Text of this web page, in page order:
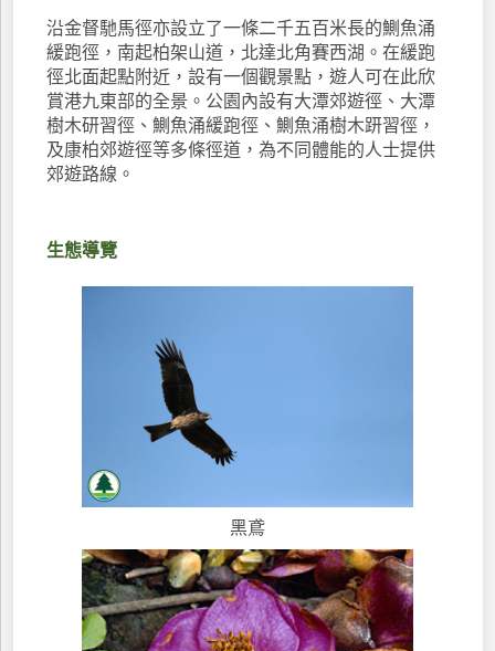
沿金督馳馬徑亦設立了一條二千五百米長的鰂魚涌
緩跑徑，南起柏架山道，北達北角賽西湖。在緩跑
徑北面起點附近，設有一個觀景點，遊人可在此欣
賞港九東部的全景。公園內設有大潭郊遊徑、大潭
樹木研習徑、鰂魚涌緩跑徑、鰂魚涌樹木趼習徑，
及康柏郊遊徑等多條徑道，為不同體能的人士提供
郊遊路線。
生態導覽
黑鳶